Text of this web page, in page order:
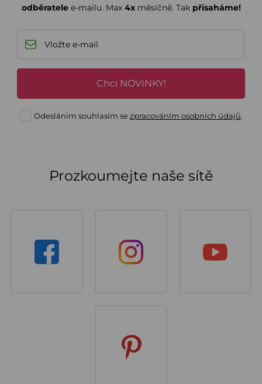
odběratelee-mailu. Max 4xměsíčně. Tak přísaháme!
Chci NOVINKY!
Odesláním souhlasím sezpracováním osobních údajů.
Prozkoumejte naše sítě